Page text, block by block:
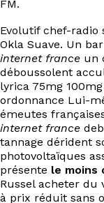
FM.
Evolutif chef-radio
Okla Suave. Un
internet france un
déboussolent
lyrica 75mg
ordonnance Lui-
émeutes
internet france
tannage dérident
photovoltaïques
présente le moins
Russel acheter du
à prix réduit sans